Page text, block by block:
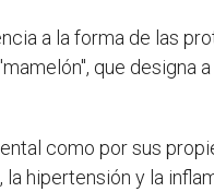
a la forma de las
que designa a
como por sus
hipertensión y la